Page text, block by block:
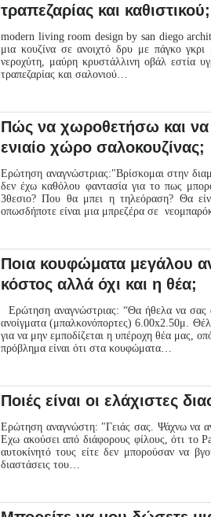
τραπεζαρίας και καθιστικού;
modern living room design by san diego
μια κουζίνα σε ανοιχτό δρυ με πάγκο
νεροχύτη, μαύρη κρυστάλλινη οβάλ εστία
τραπεζαρίας και σαλονιού…
Πώς να χωροθετήσω και να
ενιαίο χώρο σαλοκουζίνας;
Ερώτηση αναγνώστριας:"Βρίσκομαι στην
δεν έχω καθόλου φαντασία για το πως
3θεσιο? Που θα μπει η τηλεόραση? Θα
οπωσδήποτε είναι μια μπρεζέρα σε
Ποια κουφώματα μεγάλου
κόστος αλλά όχι και η θέα;
Ερώτηση αναγνώστριας: “Θα ήθελα να σας
ανοίγματα (μπαλκονόπορτες) 6.00x2.50μ.
για να μην εμποδίζεται η υπέροχη θέα μας,
πρόβλημα είναι ότι στα κουφώματα…
Ποιές είναι οι ελάχιστες
Ερώτηση αναγνώστη: "Γειάς σας. Ψάχνω να
Εχω ακούσει από διάφορους φίλους, ότι το
αυτοκίνητό τους είτε δεν μπορούσαν να
διαστάσεις του…